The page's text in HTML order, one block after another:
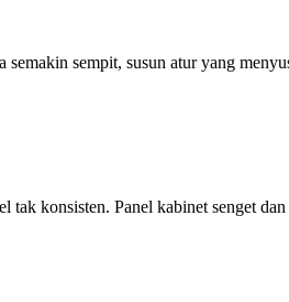
sempit, susun atur yang
konsisten. Panel kabinet senget